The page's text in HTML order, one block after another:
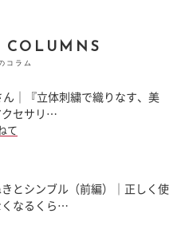
COLUMNS
コラム
｜『立体刺繍で織りなす、美
クセサリ…
て
とシンブル（前編）｜正しく使
くなるくら…